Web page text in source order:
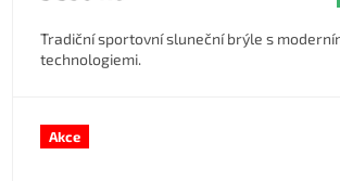
Tradiční sportovní sluneční brýle s
technologiemi.
Akce